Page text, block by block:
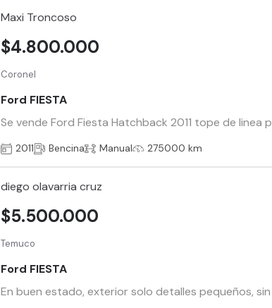
Maxi Troncoso
Coronel
Ford FIESTA
Se vende Ford Fiesta Hatchback 2011 tope de
$4.800.000
2011 Bencina Manual 275000 km
diego olavarria cruz
Temuco
Ford FIESTA
En buen estado, exterior solo detalles pequeños,
$5.500.000